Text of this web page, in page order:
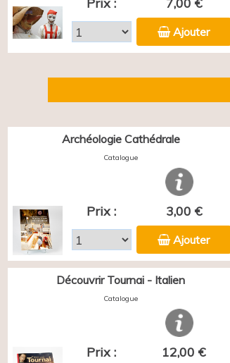
Ajouter
Archéologie Cathédrale
Catalogue
Prix : 3,00 €
Ajouter
Découvrir Tournai - Italien
Catalogue
Prix : 12,00 €